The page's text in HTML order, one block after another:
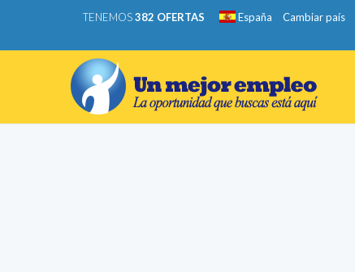
TENEMOS382 OFERTAS España Cambiar país